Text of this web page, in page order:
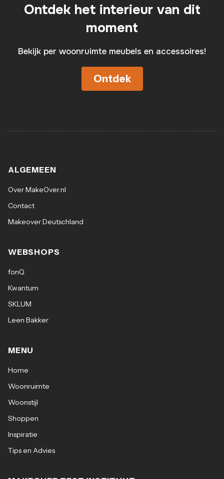
Ontdek het interieur van dit
moment
Bekijk per woonruimte meubels en accessoires!
Ontdek
ALGEMEEN
Over MakeOver.nl
Contact
Makeover Deutschland
WEBSHOPS
fonQ
Kwantum
SKLUM
Leen Bakker
MENU
Home
Woonruimte
Woonstijl
Shoppen
Inspiratie
Tips en Advies